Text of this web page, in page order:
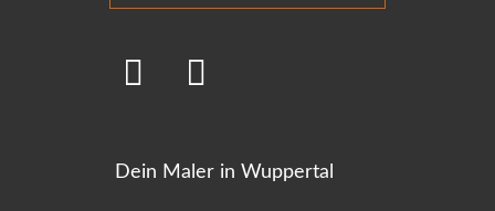
Dein Maler in Wuppertal